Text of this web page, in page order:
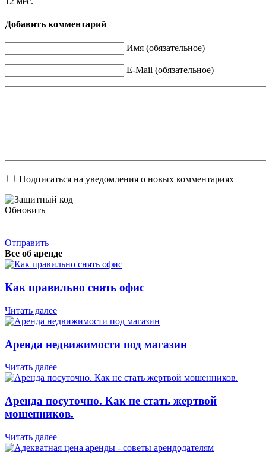
Добавить комментарий
Имя (обязательное)
E-Mail (обязательное)
Подписаться на уведомления о новых комментариях
Обновить
Отправить
Все об аренде
Как правильно снять офис
Читать далее
Аренда недвижимости под магазин
Читать далее
Аренда посуточно. Как не стать жертвой
мошенников.
Читать далее